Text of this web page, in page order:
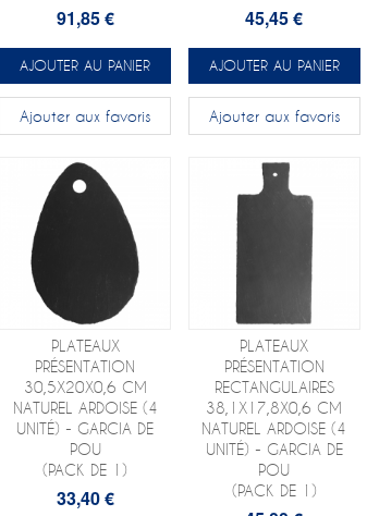
91,85 €
AJOUTER AU PANIER
Ajouter aux favoris
45,45 €
AJOUTER AU PANIER
Ajouter aux favoris
PLATEAUX
PRÉSENTATION
30,5X20X0,6 CM
NATUREL ARDOISE (4
UNITÉ) - GARCIA DE
POU
(PACK DE 1)
33,40 €
PLATEAUX
PRÉSENTATION
RECTANGULAIRES
38,1X17,8X0,6 CM
NATUREL ARDOISE (4
UNITÉ) - GARCIA DE
POU
(PACK DE 1)